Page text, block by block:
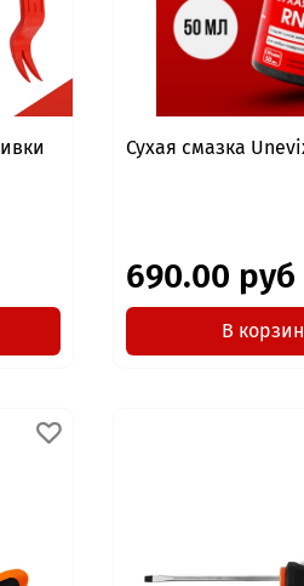
Сухая смазка
690.00 руб
В